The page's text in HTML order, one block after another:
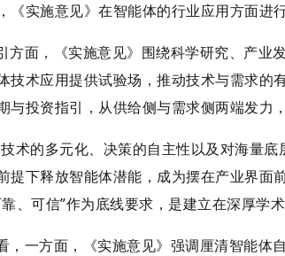
《实施意见》在智能体的行业应用方面进
方面，《实施意见》围绕科学研究、产业
技术应用提供试验场，推动技术与需求
与投资指引，从供给侧与需求侧两端发力
术的多元化、决策的自主性以及对海量
提下释放智能体潜能，成为摆在产业界面
、可信”作为底线要求，是建立在深厚学
，一方面，《实施意见》强调厘清智能体